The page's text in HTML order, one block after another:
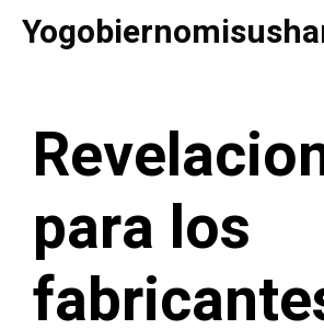
Saltar
para los